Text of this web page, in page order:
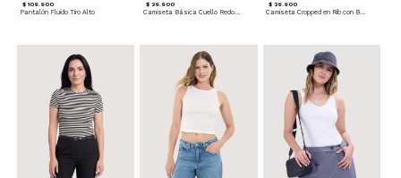
$ 109.900
Pantalón Fluido Tiro Alto
$ 39.900
Camiseta Básica Cuello Redondo
$ 39.900
Camiseta Cropped en Rib con Botones